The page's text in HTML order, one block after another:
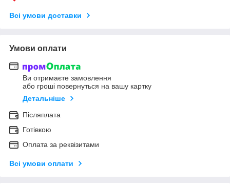
Всі умови доставки
Умови оплати
Ви отримаєте замовлення
або гроші повернуться на вашу картку
Детальніше
Післяплата
Готівкою
Оплата за реквізитами
Всі умови оплати